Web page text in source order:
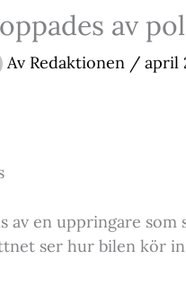
av
Av Redaktionen / april
av en uppringare
ser hur bilen kör